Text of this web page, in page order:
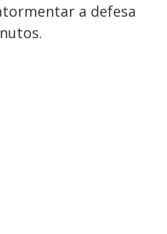
a defesa